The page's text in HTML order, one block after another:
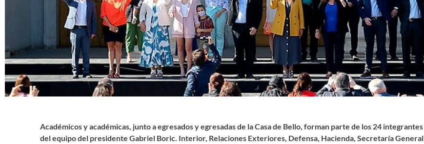
Académicos y académicas, junto a egresados y egresadas de la Casa de Bello, forman parte de los 24 integrantes
del equipo del presidente Gabriel Boric. Interior, Relaciones Exteriores, Defensa, Hacienda, Secretaría General